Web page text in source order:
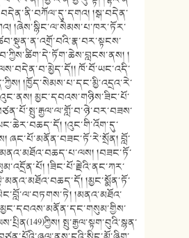
།སྒ་བདེན་
།ཞེས་སྙིང་ལ་སེམས་པ་ཁར་ཏོར་
།
ཁོ་བོ་ཡང་འདི་
།ཁྱོད་སེམས་པ་དང་མྱི་འདྲའ་རེ་
མྱང་དབའས་གཉིས་ཟིང་པོ་
།འུང་གི་འོག་དུ་
ཞང་པོ་མནོན་བཟང་ཏོ་རེ་སྲོན། བློ་
།བཟང་ཏོ་
།ཟིང་པོ་རྗེའི་ནང་ཀར་
།མྱང་སྨོན་ཏོ་
།མནའ་མཐོའ་
སྤུ་རྒྱལ་སྟག་བུའི་སྙན་